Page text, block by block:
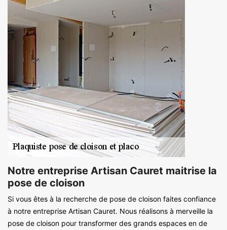
Notre entreprise Artisan Cauret maitrise la
pose de cloison
Si vous êtes à la recherche de pose de cloison faites confiance
à notre entreprise Artisan Cauret. Nous réalisons à merveille la
pose de cloison pour transformer des grands espaces en de